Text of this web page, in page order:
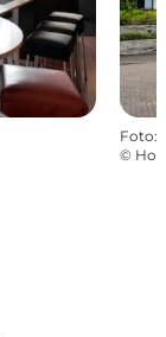
Foto:
©